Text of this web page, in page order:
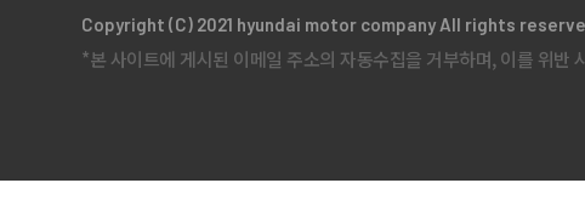
Copyright (C) 2021 hyundai motor company All rights
*본 사이트에 게시된 이메일 주소의 자동수집을 거부하며, 이를 위